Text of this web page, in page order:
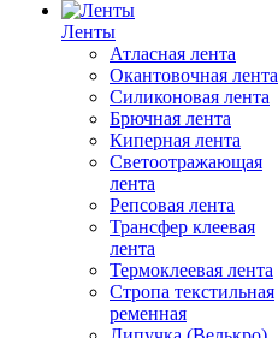
Ленты
Атласная лента
Окантовочная лента
Силиконовая лента
Брючная лента
Киперная лента
Светоотражающая
лента
Репсовая лента
Трансфер клеевая
лента
Термоклеевая лента
Стропа текстильная
ременная